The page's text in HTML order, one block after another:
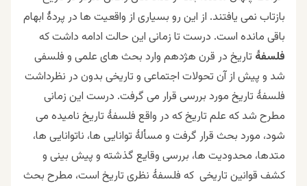
بازتاب نمی یافتند. از این رو بسیاری از واقعیت ها در پردۀ ابهام
باقی مانده است. درست تا زمانی این حالت ادامه داشت که
فلسفۀ تاریخ در قرن هژدهم وارد بحث های علمی و فلسفی
شد و پیش از آن تحولات اجتماعی و تاریخی بدون در نظرداشت
فلسفۀ تاریخ مورد بررسی قرار می گرفت. درست این زمانی
مطرح شد که علم تاریخ که در واقع فلسفۀ تاریخ نامیده می
شود، مورد بحث قرار گرفت و مسألۀ توانایی ها، ناتوانایی ها،
متدها، محدودیت ها، بررسی وقایع گذشته و پیش بینی و
کشف قوانین تاریخی که فلسفۀ نظری تاریخ است، مطرح بحث